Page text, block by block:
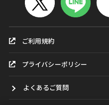
ご利用規約
プライバシーポリシー
よくあるご質問